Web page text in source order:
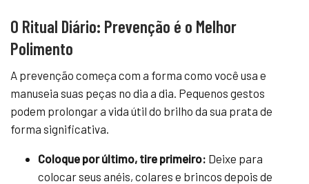
O Ritual Diário: Prevenção é o Melhor
Polimento
A prevenção começa com a forma como você usa e
manuseia suas peças no dia a dia. Pequenos gestos
podem prolongar a vida útil do brilho da sua prata de
forma significativa.
Coloque por último, tire primeiro: Deixe para
colocar seus anéis, colares e brincos depois de